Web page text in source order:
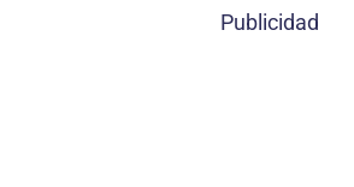
Publicidad